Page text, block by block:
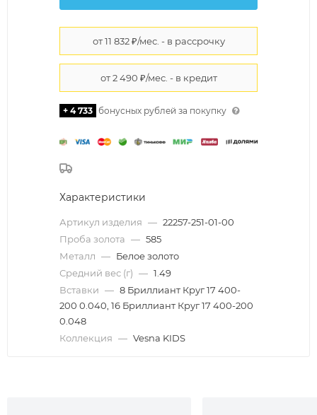
+ 4 733 бонусных рублей за покупку
Характеристики
Артикул изделия — 22257-251-01-00
Проба золота — 585
Металл — Белое золото
Средний вес (г) — 1.49
Вставки — 8 Бриллиант Круг 17 400-
200 0.040, 16 Бриллиант Круг 17 400-200
0.048
Коллекция — Vesna KIDS